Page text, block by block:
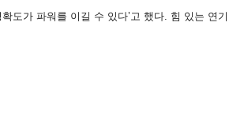
도가 파워를 이길 수 있다’고 했다. 힘 있는 연기